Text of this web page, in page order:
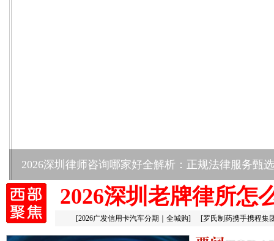
2026深圳律师咨询哪家好全解析：正规法律服务甄
2026深圳老牌律所怎
[2026广发信用卡汽车分期｜全城购] [罗氏制药携手携程集